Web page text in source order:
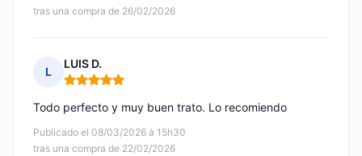
tras una compra de 26/02/2026
L
LUIS D.
Nota: 5 de 5
Publicado el 08/03/2026 à 15h30
tras una compra de 22/02/2026
Todo perfecto y muy buen trato. Lo recomiendo